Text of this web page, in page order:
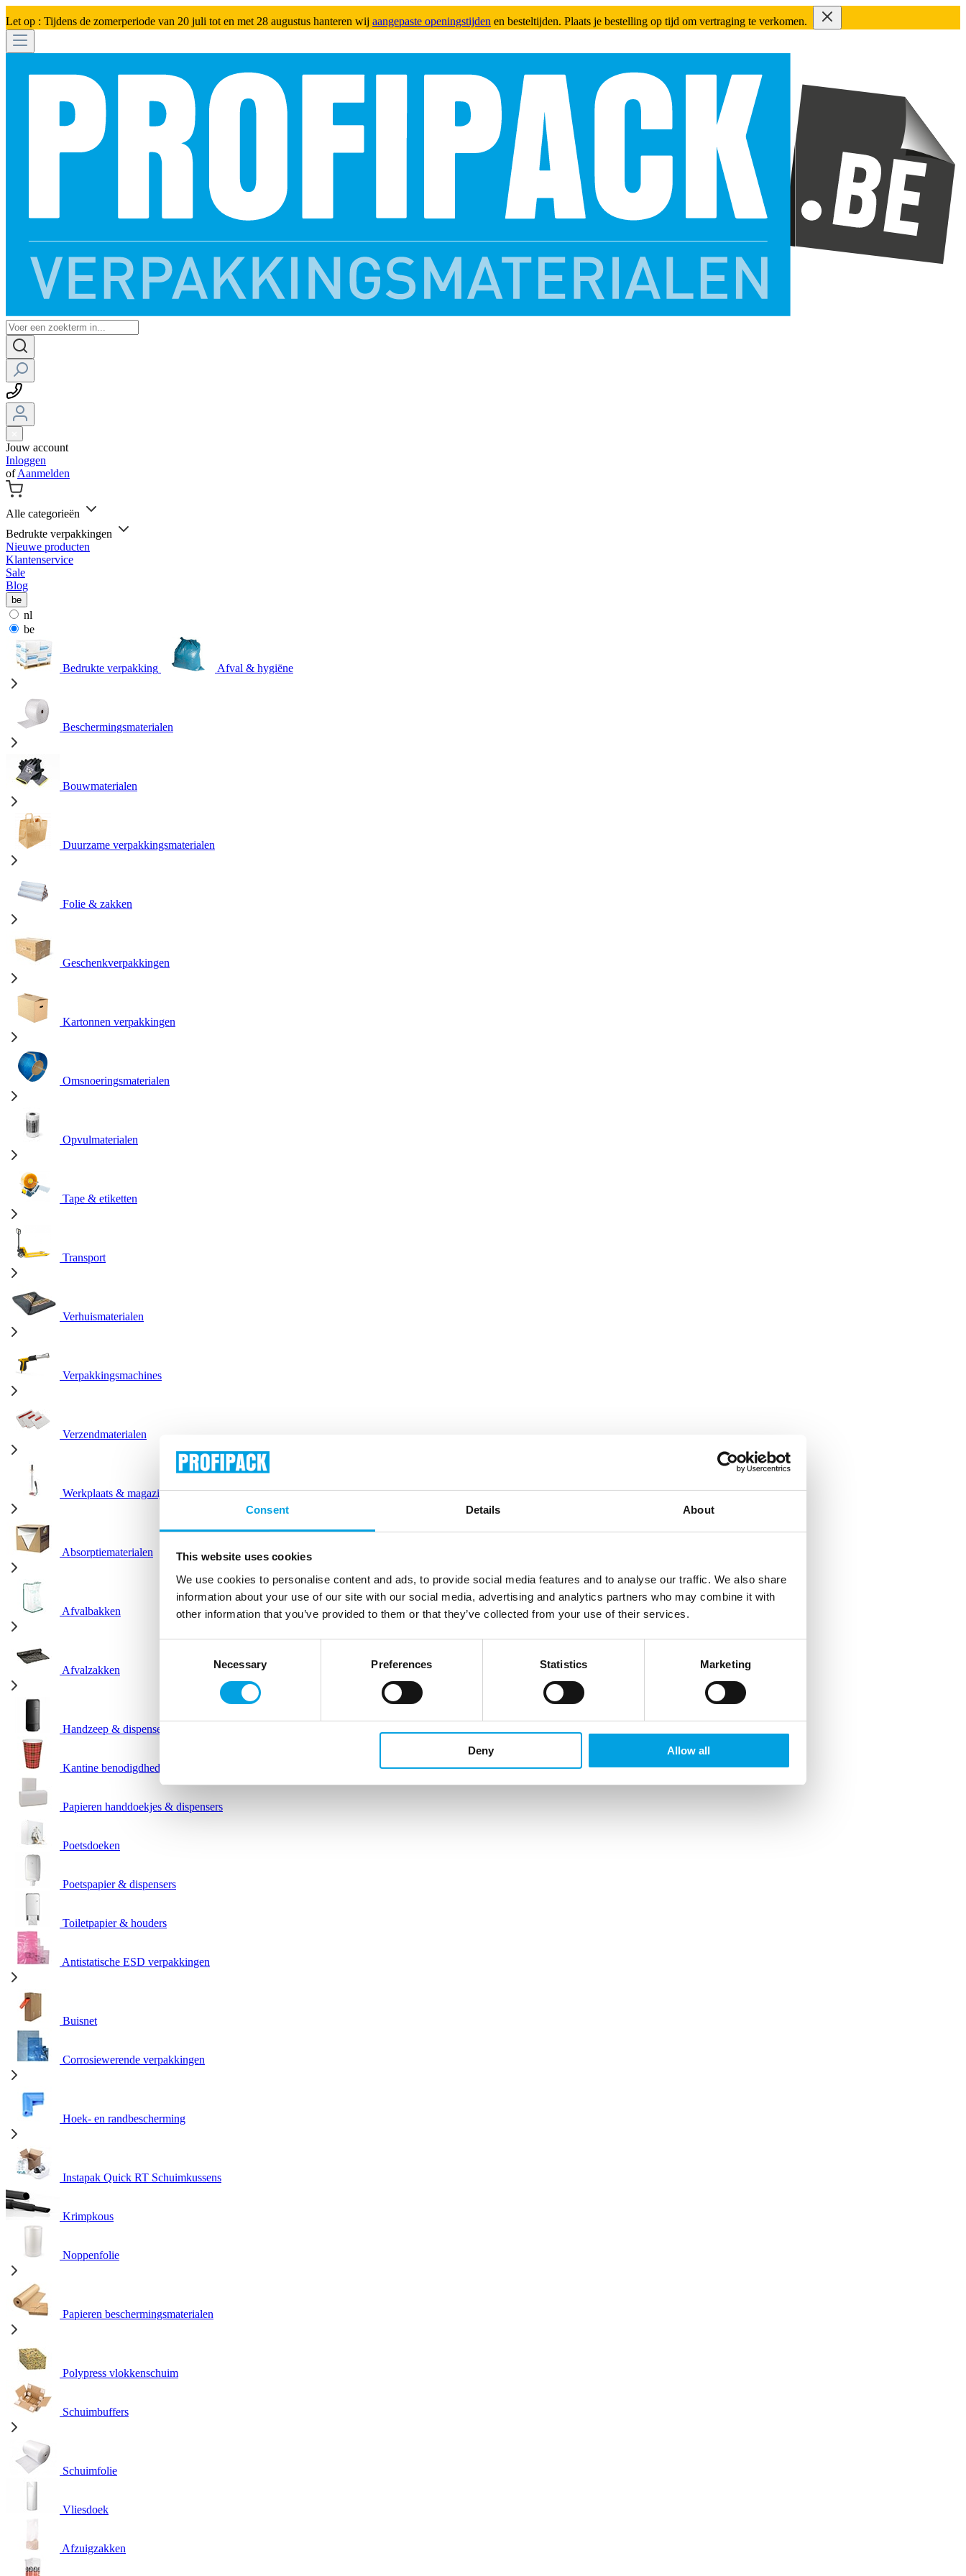
Consent Details About
This website uses cookies
We use cookies to personalise content and ads, to provide social media features and to analyse our traffic. We also share
information about your use of our site with our social media, advertising and analytics partners who may combine it with
other information that you’ve provided to them or that they’ve collected from your use of their services.
Necessary Preferences Statistics Marketing
Deny Allow all
Let op : Tijdens de zomerperiode van 20 juli tot en met 28 augustus hanteren wij aangepaste openingstijden en besteltijden. Plaats je bestelling op tijd om vertraging te verkomen.
Jouw account
Inloggen
ofAanmelden
Alle categorieën
Bedrukte verpakkingen
Nieuwe producten
Klantenservice
Sale
Blog
be
nl
be
Bedrukte verpakking Afval & hygiëne
Beschermingsmaterialen
Bouwmaterialen
Duurzame verpakkingsmaterialen
Folie & zakken
Geschenkverpakkingen
Kartonnen verpakkingen
Omsnoeringsmaterialen
Opvulmaterialen
Tape & etiketten
Transport
Verhuismaterialen
Verpakkingsmachines
Verzendmaterialen
Werkplaats & magazijn
Absorptiematerialen
Afvalbakken
Afvalzakken
Handzeep & dispensers
Kantine benodigdheden
Papieren handdoekjes & dispensers
Poetsdoeken
Poetspapier & dispensers
Toiletpapier & houders
Antistatische ESD verpakkingen
Buisnet
Corrosiewerende verpakkingen
Hoek- en randbescherming
Instapak Quick RT Schuimkussens
Krimpkous
Noppenfolie
Papieren beschermingsmaterialen
Polypress vlokkenschuim
Schuimbuffers
Schuimfolie
Vliesdoek
Afzuigzakken